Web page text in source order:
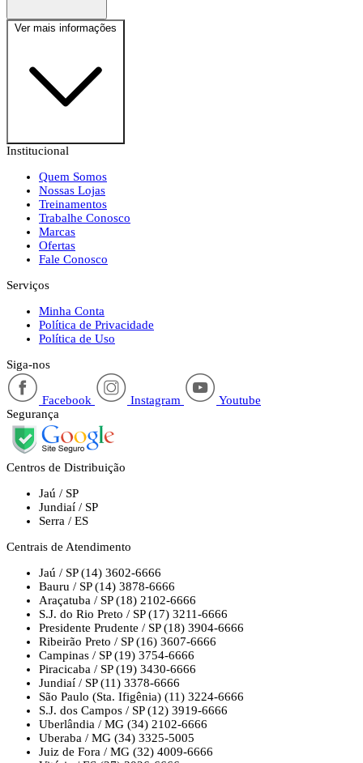
Ver mais informações
Institucional
Quem Somos
Nossas Lojas
Treinamentos
Trabalhe Conosco
Marcas
Ofertas
Fale Conosco
Serviços
Minha Conta
Política de Privacidade
Política de Uso
Siga-nos
Facebook Instagram
Youtube
Segurança
Centros de Distribuição
Jaú / SP
Jundiaí / SP
Serra / ES
Centrais de Atendimento
Jaú / SP (14) 3602-6666
Bauru / SP (14) 3878-6666
Araçatuba / SP (18) 2102-6666
S.J. do Rio Preto / SP (17) 3211-6666
Presidente Prudente / SP (18) 3904-6666
Ribeirão Preto / SP (16) 3607-6666
Campinas / SP (19) 3754-6666
Piracicaba / SP (19) 3430-6666
Jundiaí / SP (11) 3378-6666
São Paulo (Sta. Ifigênia) (11) 3224-6666
S.J. dos Campos / SP (12) 3919-6666
Uberlândia / MG (34) 2102-6666
Uberaba / MG (34) 3325-5005
Juiz de Fora / MG (32) 4009-6666